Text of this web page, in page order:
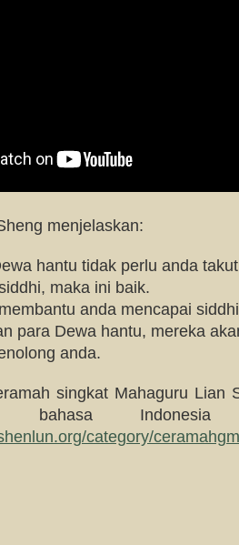
menjelaskan:
hantu tidak perlu anda
maka ini baik.
anda mencapai
para Dewa hantu, mereka
anda.
singkat Mahaguru Lian
Indonesia
category/